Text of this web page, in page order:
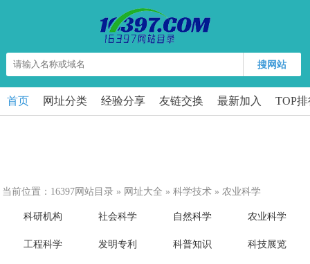
搜网站
首页 网址分类 经验分享 友链交换 最新加入 TOP
当前位置： 16397网站目录 » 网址大全 » 科学技术 » 农业科学
科研机构 社会科学 自然科学 农业科学
工程科学 发明专利 科普知识 科技展览